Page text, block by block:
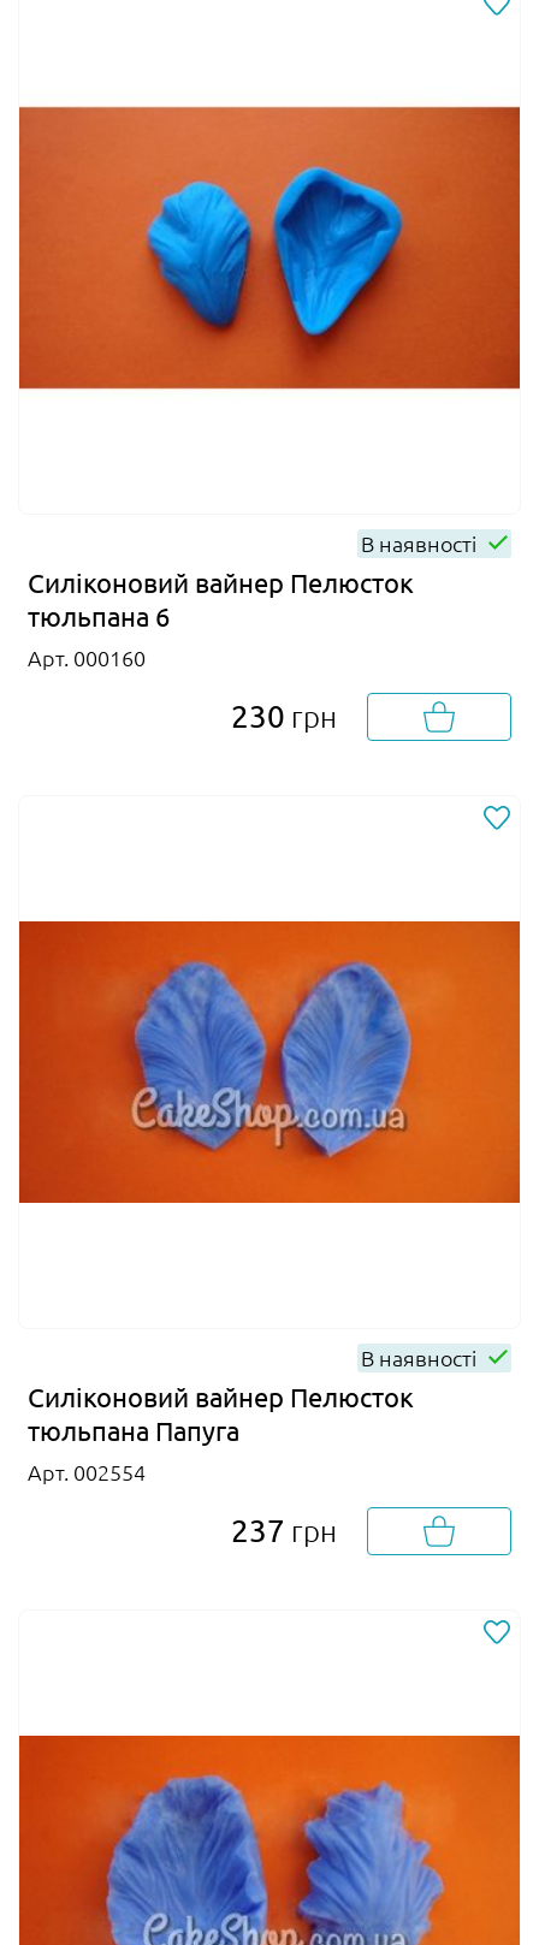
В наявності
Силіконовий вайнер Пелюсток
тюльпана 6
Арт. 000160
230 грн
В наявності
Силіконовий вайнер Пелюсток
тюльпана Папуга
Арт. 002554
237 грн